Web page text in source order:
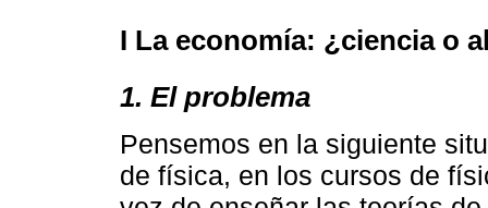
I La economía: ¿ciencia o
1. El problema
Pensemos en la siguiente
de física, en los cursos de